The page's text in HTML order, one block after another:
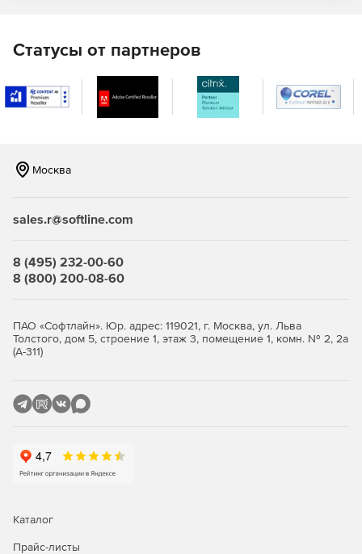
Быстрая индексация большого количества
документов.
Создание индексных массивов, составляющих не
более 30% от размера документов в банке.
Задание условий поиска на языке, близком к
Поиск с учетом морфологии слов – автоматическая
проверка всех словоформ слова (всех возможных
Поиск по нескольким банкам документов при
зависимости от их количества и объема.
латинских букв (без модификации документов).
Многопользовательский режим работы с
интерфейс.
Статусы от партнеров
Москва
sales.r@softline.com
8 (495) 232-00-60
8 (800) 200-08-60
ПАО «Софтлайн». Юр. адрес: 119021, г. Москва, ул. Льва
Толстого, дом 5, строение 1, этаж 3, помещение 1, комн. № 2, 2а
(А-311)
Каталог
Прайс-листы